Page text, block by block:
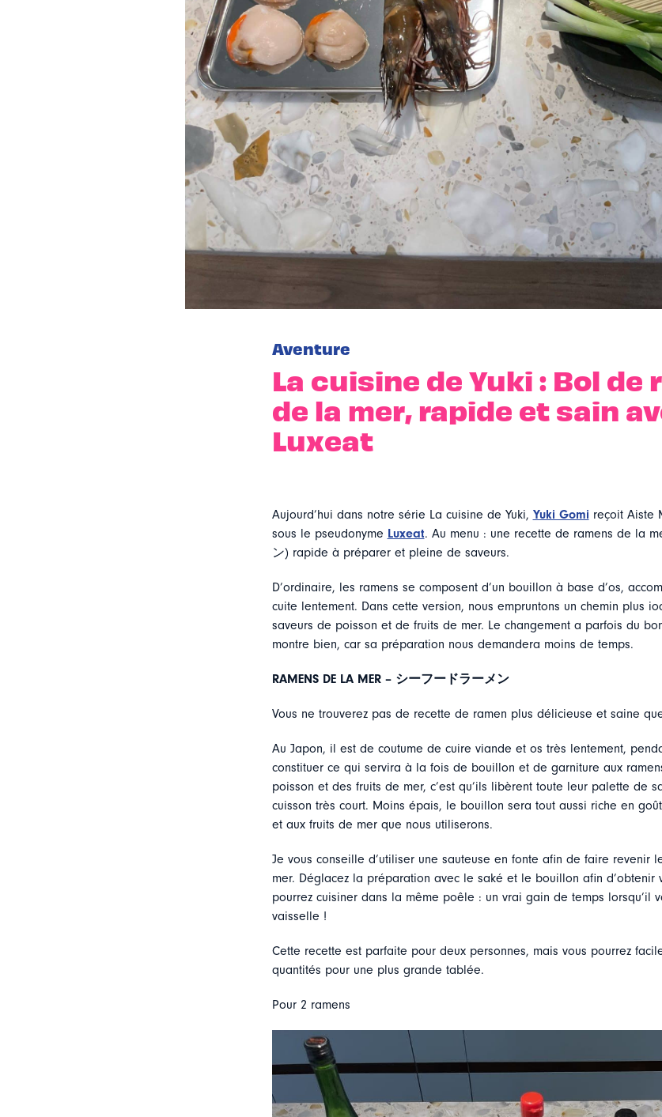
Aventure
La cuisine de Yuki : Bol de
de la mer, rapide et sain
Luxeat
Aujourd’hui dans notre série La cuisine de Yuki, Yuki Gomi reçoit Aiste
sous le pseudonyme Luxeat. Au menu : une recette de ramens de la
ン) rapide à préparer et pleine de saveurs.
D’ordinaire, les ramens se composent d’un bouillon à base d’os,
cuite lentement. Dans cette version, nous empruntons un chemin plus
saveurs de poisson et de fruits de mer. Le changement a parfois du
montre bien, car sa préparation nous demandera moins de temps.
RAMENS DE LA MER – シーフードラーメン
Vous ne trouverez pas de recette de ramen plus délicieuse et saine
Au Japon, il est de coutume de cuire viande et os très lentement,
constituer ce qui servira à la fois de bouillon et de garniture aux
poisson et des fruits de mer, c’est qu’ils libèrent toute leur palette de
cuisson très court. Moins épais, le bouillon sera tout aussi riche en
et aux fruits de mer que nous utiliserons.
Je vous conseille d’utiliser une sauteuse en fonte afin de faire revenir
mer. Déglacez la préparation avec le saké et le bouillon afin d’obtenir
pourrez cuisiner dans la même poêle : un vrai gain de temps lorsqu’il
vaisselle !
Cette recette est parfaite pour deux personnes, mais vous pourrez
quantités pour une plus grande tablée.
Pour 2 ramens